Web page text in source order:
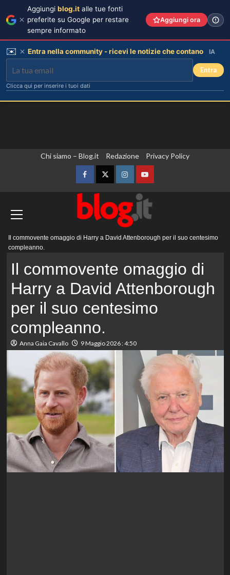
Chi siamo – Blog.it Redazione Privacy Policy
FacebookTwitterInstagramYouTube
principale
Il commovente omaggio di Harry a David Attenborough per il suo centesimo
compleanno.
Il commovente omaggio di
Harry a David Attenborough
per il suo centesimo
compleanno.
Anna Gaia Cavallo 9 Maggio 2026 : 4:50
Aggiungi blog.it alle tue fonti
preferite su Google per restare
sempre informato
Aggiungi ora
✉️ Entra nella community - ricevi le notizie che contano IA
Entra
Clicca qui per inserire i tuoi dati